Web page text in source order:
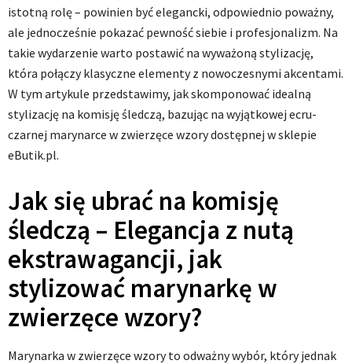
istotną rolę – powinien być elegancki, odpowiednio poważny,
ale jednocześnie pokazać pewność siebie i profesjonalizm. Na
takie wydarzenie warto postawić na wyważoną stylizację,
która połączy klasyczne elementy z nowoczesnymi akcentami.
W tym artykule przedstawimy, jak skomponować idealną
stylizację na komisję śledczą, bazując na wyjątkowej ecru-
czarnej marynarce w zwierzęce wzory dostępnej w sklepie
eButik.pl.
Jak się ubrać na komisję
śledczą – Elegancja z nutą
ekstrawagancji, jak
stylizować marynarkę w
zwierzęce wzory?
Marynarka w zwierzęce wzory to odważny wybór, który jednak